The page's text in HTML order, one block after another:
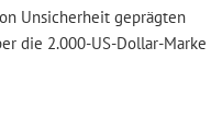
Unsicherheit geprägten
die 2.000-US-Dollar-Marke